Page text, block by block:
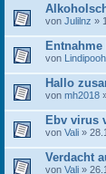
von Julilnz »
von Lindipooh
Hallo
von mh2018
Ebv virus
von Vali »
Verdacht
von Vali »